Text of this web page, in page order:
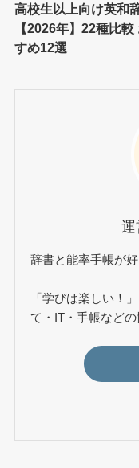
高校生以上向け英和
【2026年】22種比較
すめ12選
運
辞書と能率手帳が好
「学びは楽しい！
て・IT・手帳などの